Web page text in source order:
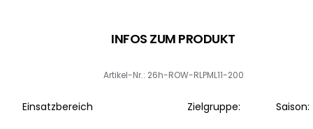
INFOS ZUM PRODUKT
Artikel-Nr.: 26h-ROW-RLPML11-200
Einsatzbereich Zielgruppe: Saison: